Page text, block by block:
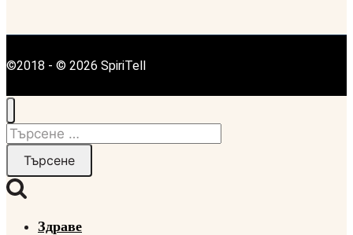
©2018 - © 2026 SpiriTell
Търсене
Здраве